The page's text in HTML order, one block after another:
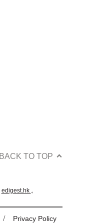
BACK TO TOP
edigest.hk 。
/ Privacy Policy